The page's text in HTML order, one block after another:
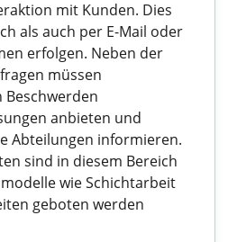
mit Kunden. Dies
als auch per E-Mail oder
erfolgen. Neben der
müssen
anbieten und
Abteilungen informieren.
sind in diesem Bereich
wie Schichtarbeit
geboten werden